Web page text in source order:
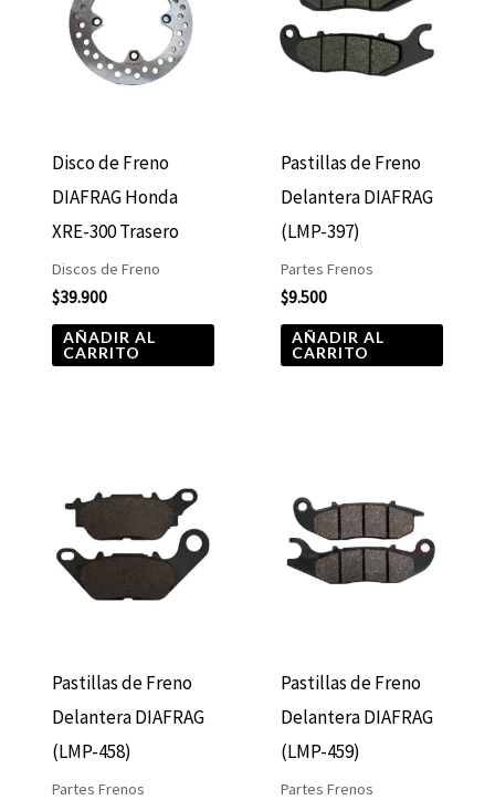
Disco de Freno
DIAFRAG Honda
XRE-300 Trasero
Discos de Freno
$39.900
AÑADIR AL
CARRITO
Pastillas de Freno
Delantera DIAFRAG
(LMP-397)
Partes Frenos
$9.500
AÑADIR AL
CARRITO
Pastillas de Freno
Delantera DIAFRAG
(LMP-458)
Partes Frenos
Pastillas de Freno
Delantera DIAFRAG
(LMP-459)
Partes Frenos